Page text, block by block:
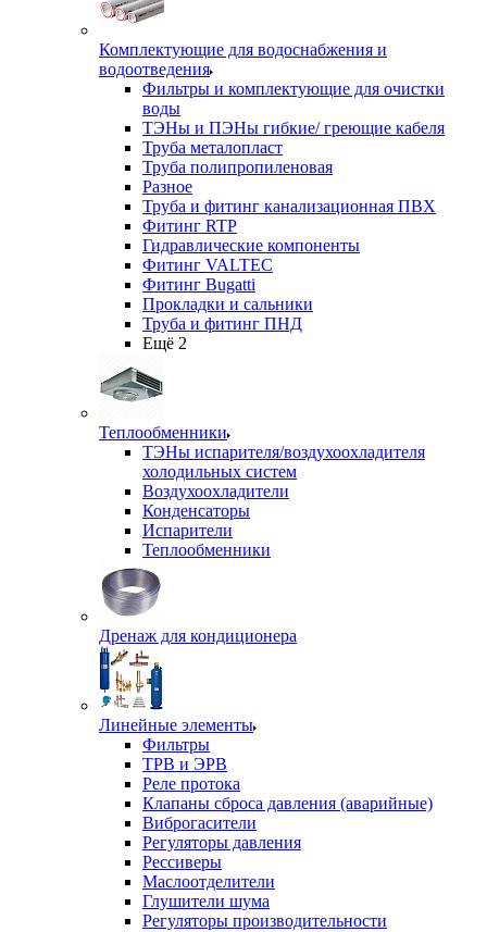
Комплектующие для водоснабжения и
водоотведения
Фильтры и комплектующие для очистки
воды
ТЭНы и ПЭНы гибкие/ греющие кабеля
Труба металопласт
Труба полипропиленовая
Разное
Труба и фитинг канализационная ПВХ
Фитинг RTP
Гидравлические компоненты
Фитинг VALTEC
Фитинг Bugatti
Прокладки и сальники
Труба и фитинг ПНД
Ещё 2
Теплообменники
ТЭНы испарителя/воздухоохладителя
холодильных систем
Воздухоохладители
Конденсаторы
Испарители
Теплообменники
Дренаж для кондиционера
Линейные элементы
Фильтры
ТРВ и ЭРВ
Реле протока
Клапаны сброса давления (аварийные)
Виброгасители
Регуляторы давления
Рессиверы
Маслоотделители
Глушители шума
Регуляторы производительности